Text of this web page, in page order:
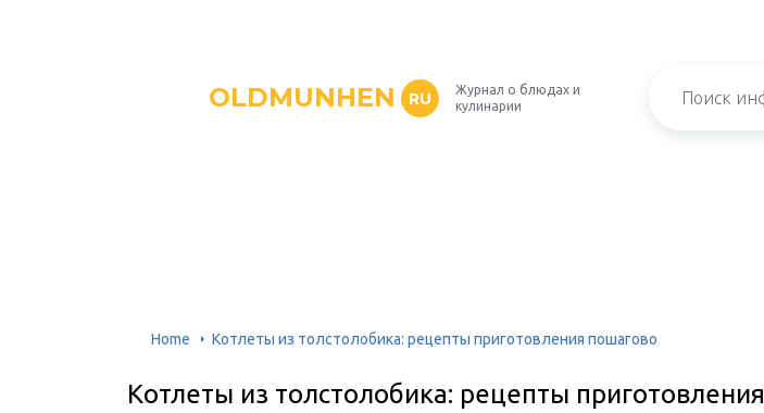
OLDMUNHEN RU
Журнал о блюдах и
кулинарии
Home Котлеты из толстолобика: рецепты приготовления пошагово
Котлеты из толстолобика: рецепты приготовления